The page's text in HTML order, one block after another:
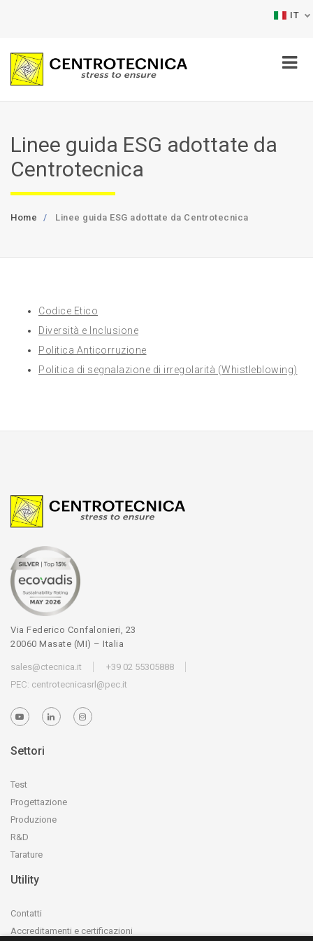
IT
Linee guida ESG adottate da
Centrotecnica
Home Linee guida ESG adottate da Centrotecnica
Codice Etico
Diversità e Inclusione
Politica Anticorruzione
Politica di segnalazione di irregolarità (Whistleblowing)
Via Federico Confalonieri, 23
20060 Masate (MI) – Italia
sales@ctecnica.it
+39 02 55305888
PEC: centrotecnicasrl@pec.it
Settori
Test
Progettazione
Produzione
R&D
Tarature
Utility
Contatti
Accreditamenti e certificazioni